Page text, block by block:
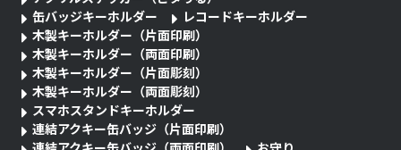
缶バッジキーホルダー
レコードキーホルダー
木製キーホルダー（片面印刷）
木製キーホルダー（両面印刷）
木製キーホルダー（片面彫刻）
木製キーホルダー（両面彫刻）
スマホスタンドキーホルダー
連結アクキー缶バッジ（片面印刷）